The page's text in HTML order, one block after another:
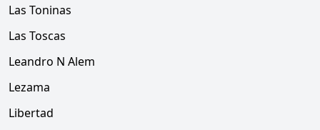
Las Toninas
Las Toscas
Leandro N Alem
Lezama
Libertad